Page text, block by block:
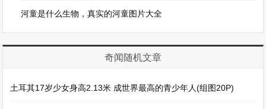
河童是什么生物，真实的河童图片大全
奇闻随机文章
土耳其17岁少女身高2.13米 成世界最高的青少年人(组图20P)